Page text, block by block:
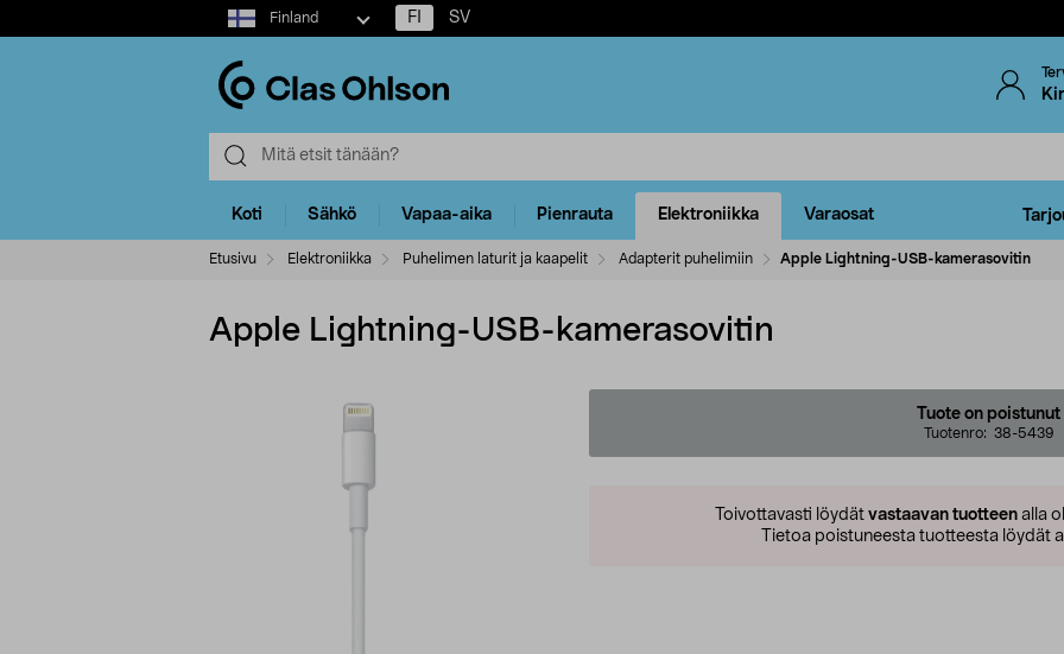
Select
market
Finland FI SV
Koti Sähkö Vapaa-aika Pienrauta Elektroniikka Varaosat
Etusivu Elektroniikka Puhelimen laturit ja kaapelit Adapterit puhelimiin Apple Lightning-USB-kamerasovitin
Apple Lightning-USB-kamerasovitin
Tuote on poistunut
Tuotenro: 38-5439
Toivottavasti löydät vastaavan tuotteen alla
Tietoa poistuneesta tuotteesta löydät